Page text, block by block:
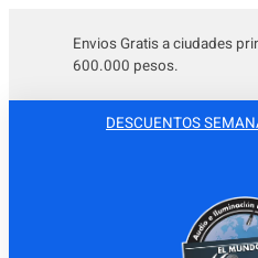
contenido
Envios Gratis a ciudades
600.000 pesos.
DESCUENTOS